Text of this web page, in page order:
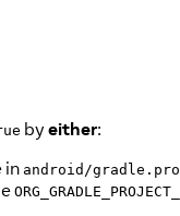
by either:
in android/